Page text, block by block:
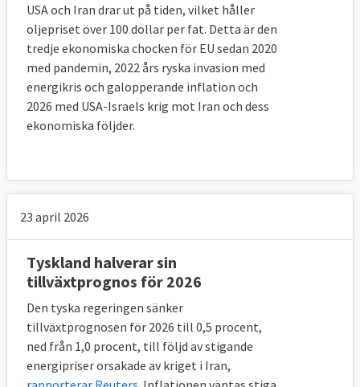
USA och Iran drar ut på tiden, vilket håller
oljepriset över 100 dollar per fat. Detta är den
tredje ekonomiska chocken för EU sedan 2020
med pandemin, 2022 års ryska invasion med
energikris och galopperande inflation och
2026 med USA-Israels krig mot Iran och dess
ekonomiska följder.
23 april 2026
Tyskland halverar sin
tillväxtprognos för 2026
Den tyska regeringen sänker
tillväxtprognosen för 2026 till 0,5 procent,
ned från 1,0 procent, till följd av stigande
energipriser orsakade av kriget i Iran,